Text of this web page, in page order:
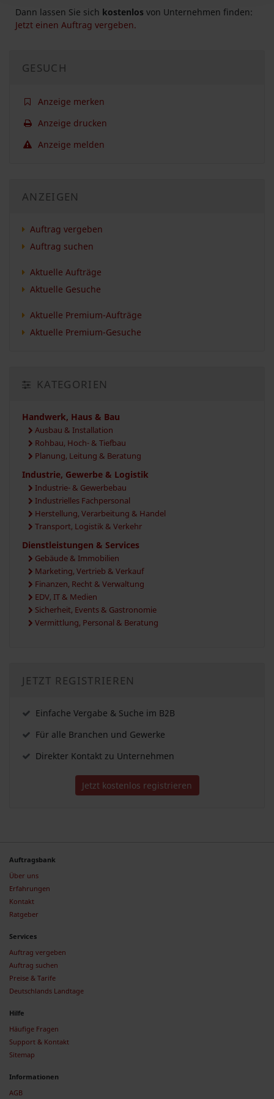
Dann lassen Sie sich kostenlos von Unternehmen finden:
Jetzt einen Auftrag vergeben.
GESUCH
Anzeige merken
Anzeige drucken
Anzeige melden
ANZEIGEN
Auftrag vergeben
Auftrag suchen
Aktuelle Aufträge
Aktuelle Gesuche
Aktuelle Premium-Aufträge
Aktuelle Premium-Gesuche
KATEGORIEN
Handwerk, Haus & Bau
Ausbau & Installation
Rohbau, Hoch- & Tiefbau
Planung, Leitung & Beratung
Industrie, Gewerbe & Logistik
Industrie- & Gewerbebau
Industrielles Fachpersonal
Herstellung, Verarbeitung & Handel
Transport, Logistik & Verkehr
Dienstleistungen & Services
Gebäude & Immobilien
Marketing, Vertrieb & Verkauf
Finanzen, Recht & Verwaltung
EDV, IT & Medien
Sicherheit, Events & Gastronomie
Vermittlung, Personal & Beratung
JETZT REGISTRIEREN
Einfache Vergabe & Suche im B2B
Für alle Branchen und Gewerke
Direkter Kontakt zu Unternehmen
Jetzt kostenlos registrieren
Auftragsbank
Über uns
Erfahrungen
Kontakt
Ratgeber
Services
Auftrag vergeben
Auftrag suchen
Preise & Tarife
Deutschlands Landtage
Hilfe
Häufige Fragen
Support & Kontakt
Sitemap
Informationen
AGB